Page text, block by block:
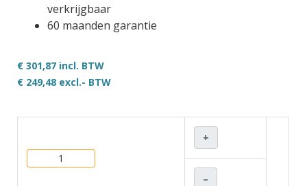
verkrijgbaar
60 maanden garantie
€ 301,87 incl. BTW
€ 249,48 excl.- BTW
+
–